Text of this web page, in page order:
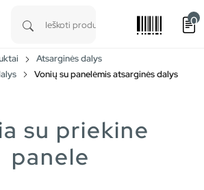
0
Atsarginės dalys
Vonių su panelėmis atsarginės dalys
su priekine
panele